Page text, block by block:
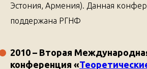
Эстония, Армения). Данная
поддержана РГНФ
2010 – Вторая
конференция «